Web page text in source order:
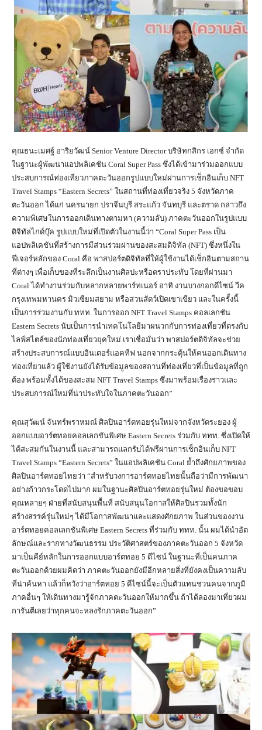
คุณธนะเมศฐ์ อาริยวัฒน์ Senior Venture Director บริษัทกสิกร เอกซ์ จำกัด
ในฐานะผู้พัฒนาแอปพลิเคชัน Coral Super Pass ซึ่งได้เข้ามาร่วมออกแบบ
ประสบการณ์ท่องเที่ยวภาคตะวันออกรูปแบบใหม่ผ่านการเช็กอินเก็บ NFT
Travel Stamps “Eastern Secrets” ในสถานที่ท่องเที่ยวจริง 5 จังหวัดภาค
ตะวันออก ได้แก่ นครนายก ปราจีนบุรี สระแก้ว จันทบุรี และตราด กล่าวถึง
ความพิเศษในการออกเดินทางตามหา (ความลับ) ภาคตะวันออกในรูปแบบ
ดิจิทัลไกด์บุ๊ค รูปแบบใหม่ที่เปิดตัวในงานนี้ว่า “Coral Super Pass เป็น
แอปพลิเคชันที่สร้างการมีส่วนร่วมผ่านของสะสมดิจิทัล (NFT) ซึ่งหนึ่งใน
ฟีเจอร์หลักของ Coral คือ พาสปอร์ตดิจิทัลที่ให้ผู้ใช้งานได้เช็กอินตามสถาน
ที่ต่างๆ เพื่อเก็บของที่ระลึกเป็นงานศิลปะหรือตราประทับ โดยที่ผ่านมา
Coral ได้ทำงานร่วมกับหลากหลายพาร์ทเนอร์ อาทิ งานบางกอกดีไซน์ วีค
กรุงเทพมหานคร มิวเซียมสยาม หรือสวนสัตว์เปิดเขาเขียว และในครั้งนี้
เป็นการร่วมงานกับ ททท. ในการออก NFT Travel Stamps คอลเลกชัน
Eastern Secrets นับเป็นการนำเทคโนโลยีมาผนวกกับการท่องเที่ยวที่ตรงกับ
ไลฟ์สไตล์ของนักท่องเที่ยวยุคใหม่ เราเชื่อมั่นว่า พาสปอร์ตดิจิทัลจะช่วย
สร้างประสบการณ์แบบอินเตอร์แอคทีฟ นอกจากกระตุ้นให้คนออกเดินทาง
ท่องเที่ยวแล้ว ผู้ใช้งานยังได้รับข้อมูลของสถานที่ท่องเที่ยวที่เป็นข้อมูลที่ถูก
ต้อง พร้อมทั้งได้ของสะสม NFT Travel Stamps ซึ่งมาพร้อมเรื่องราวและ
ประสบการณ์ใหม่ที่น่าประทับใจในภาคตะวันออก”
คุณสุวัฒน์ จันทร์พราหมณ์ ศิลปินอาร์ตทอยรุ่นใหม่จากจังหวัดระยอง ผู้
ออกแบบอาร์ตทอยคอลเลกชันพิเศษ Eastern Secrets ร่วมกับ ททท. ซึ่งเปิดให้
ได้สะสมกันในงานนี้ และสามารถแลกรับได้ฟรีผ่านการเช็กอินเก็บ NFT
Travel Stamps “Eastern Secrets” ในแอปพลิเคชัน Coral ย้ำถึงศักยภาพของ
ศิลปินอาร์ตทอยไทยว่า “สำหรับวงการอาร์ตทอยไทยนั้นถือว่ามีการพัฒนา
อย่างก้าวกระโดดไปมาก ผมในฐานะศิลปินอาร์ตทอยรุ่นใหม่ ต้องขอขอบ
คุณหลายๆ ฝ่ายที่สนับสนุนพื้นที่ สนับสนุนโอกาสให้ศิลปินรวมทั้งนัก
สร้างสรรค์รุ่นใหม่ๆ ได้มีโอกาสพัฒนาและแสดงศักยภาพ ในส่วนของงาน
อาร์ตทอยคอลเลกชันพิเศษ Eastern Secrets ที่ร่วมกับ ททท. นั้น ผมได้นำอัต
ลักษณ์และรากทางวัฒนธรรม ประวัติศาสตร์ของภาคตะวันออก 5 จังหวัด
มาเป็นคีย์หลักในการออกแบบอาร์ตทอย 5 ดีไซน์ ในฐานะที่เป็นคนภาค
ตะวันออกด้วยผมคิดว่า ภาคตะวันออกยังมีอีกหลายสิ่งที่ยังคงเป็นความลับ
ที่น่าค้นหา แล้วก็หวังว่าอาร์ตทอย 5 ดีไซน์นี้จะเป็นตัวแทนชวนคนจากภูมิ
ภาคอื่นๆ ให้เดินทางมารู้จักภาคตะวันออกให้มากขึ้น ถ้าได้ลองมาเที่ยวผม
การันตีเลยว่าทุกคนจะหลงรักภาคตะวันออก”